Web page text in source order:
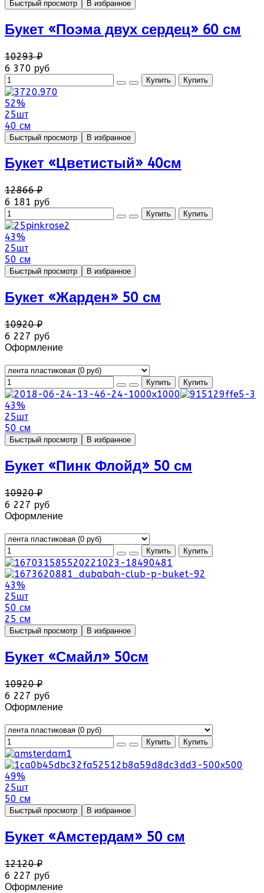
Быстрый просмотр В избранное
Букет «Поэма двух сердец» 60 см
10293 ₽
6 370 руб
52%
25шт
40 см
Быстрый просмотр В избранное
Букет «Цветистый» 40см
12866 ₽
6 181 руб
43%
25шт
50 см
Быстрый просмотр В избранное
Букет «Жарден» 50 см
10920 ₽
6 227 руб
Оформление
43%
25шт
50 см
Быстрый просмотр В избранное
Букет «Пинк Флойд» 50 см
10920 ₽
6 227 руб
Оформление
43%
25шт
50 см
25 см
Быстрый просмотр В избранное
Букет «Смайл» 50см
10920 ₽
6 227 руб
Оформление
49%
25шт
50 см
Быстрый просмотр В избранное
Букет «Амстердам» 50 см
12120 ₽
6 227 руб
Оформление